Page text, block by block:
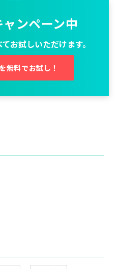
ャンペーン中
お試しいただけます。
無料でお試し！